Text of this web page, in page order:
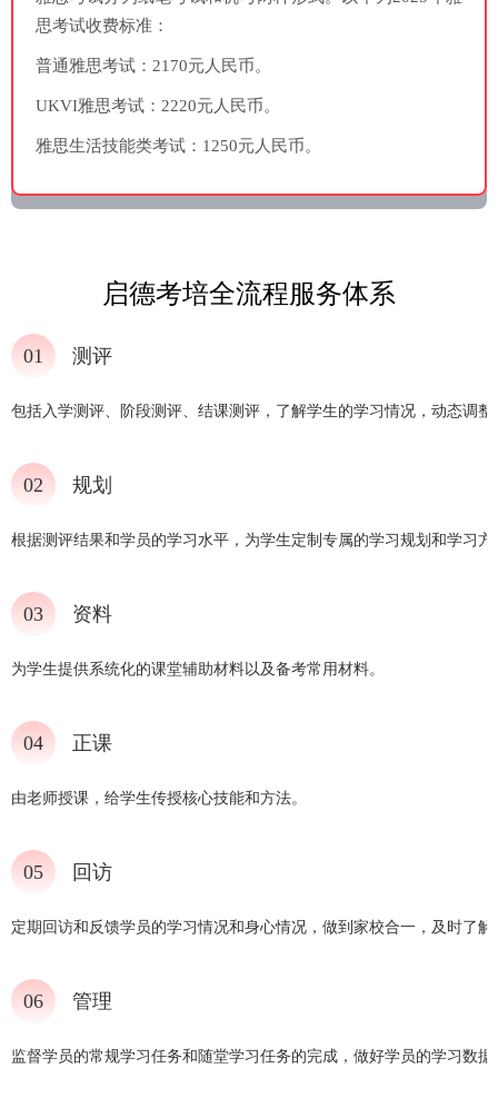
思考试收费标准：
普通雅思考试：2170元人民币。
UKVI雅思考试：2220元人民币。
雅思生活技能类考试：1250元人民币。
启德考培全流程服务体系
01 测评
包括入学测评、阶段测评、结课测评，了解学生的学习情况，动态调整
02 规划
根据测评结果和学员的学习水平，为学生定制专属的学习规划和学习方
03 资料
为学生提供系统化的课堂辅助材料以及备考常用材料。
04 正课
由老师授课，给学生传授核心技能和方法。
05 回访
定期回访和反馈学员的学习情况和身心情况，做到家校合一，及时了解
06 管理
监督学员的常规学习任务和随堂学习任务的完成，做好学员的学习数